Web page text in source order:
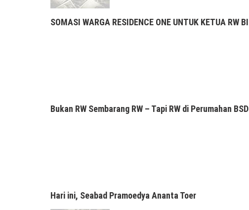
SOMASI WARGA RESIDENCE ONE UNTUK KETUA RW BI
Bukan RW Sembarang RW – Tapi RW di Perumahan BSD
Hari ini, Seabad Pramoedya Ananta Toer